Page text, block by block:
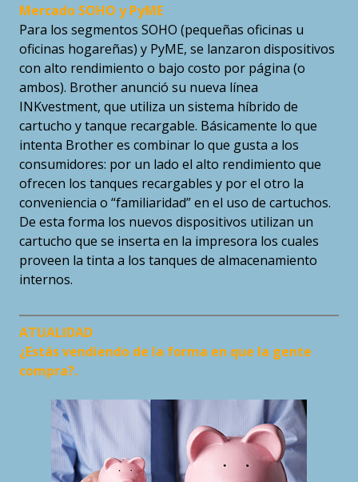
Mercado SOHO y PyME
Para los segmentos SOHO (pequeñas oficinas u
oficinas hogareñas) y PyME, se lanzaron dispositivos
con alto rendimiento o bajo costo por página (o
ambos). Brother anunció su nueva línea
INKvestment, que utiliza un sistema híbrido de
cartucho y tanque recargable. Básicamente lo que
intenta Brother es combinar lo que gusta a los
consumidores: por un lado el alto rendimiento que
ofrecen los tanques recargables y por el otro la
conveniencia o “familiaridad” en el uso de cartuchos.
De esta forma los nuevos dispositivos utilizan un
cartucho que se inserta en la impresora los cuales
proveen la tinta a los tanques de almacenamiento
internos.
ATUALIDAD
¿Estás vendiendo de la forma en que la gente
compra?.